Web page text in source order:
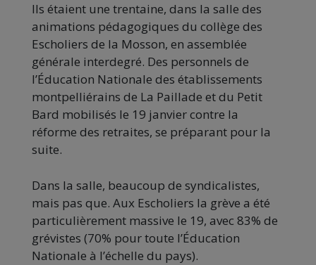
Ils étaient une trentaine, dans la salle des
animations pédagogiques du collège des
Escholiers de la Mosson, en assemblée
générale interdegré. Des personnels de
l’Éducation Nationale des établissements
montpelliérains de La Paillade et du Petit
Bard mobilisés le 19 janvier contre la
réforme des retraites, se préparant pour la
suite.
Dans la salle, beaucoup de syndicalistes,
mais pas que. Aux Escholiers la grève a été
particulièrement massive le 19, avec 83% de
grévistes (70% pour toute l’Éducation
Nationale à l’échelle du pays).